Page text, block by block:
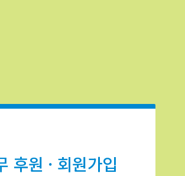
후원 · 회원가입